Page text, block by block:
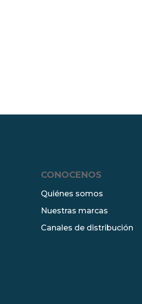
CONOCENOS
Quiénes somos
Nuestras marcas
Canales de distribución